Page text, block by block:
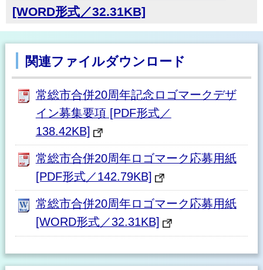
[WORD形式／32.31KB]
関連ファイルダウンロード
常総市合併20周年記念ロゴマークデザ
イン募集要項 [PDF形式／
138.42KB]
常総市合併20周年ロゴマーク応募用紙
[PDF形式／142.79KB]
常総市合併20周年ロゴマーク応募用紙
[WORD形式／32.31KB]